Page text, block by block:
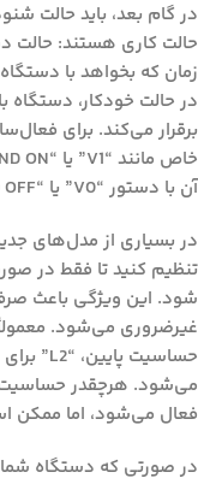
در گام بعد، باید حالت
حالت کاری هستند: حالت
زمان که بخواهد با
در حالت خودکار،
برقرار می‌کند. برای
آن با دستور “V0” یا “SOUND OFF” انجام می‌شود.
در بسیاری از مدل‌های
تنظیم کنید تا فقط در
شود. این ویژگی باعث
می‌شود. هرچقدر حساسیت
فعال می‌شود، اما ممکن
در صورتی که دستگاه